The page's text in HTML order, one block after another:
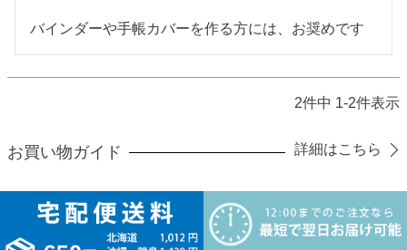
バインダーや手帳カバーを作る方には、お奨めです
2件中 1-2件表示
お買い物ガイド 詳細はこちら